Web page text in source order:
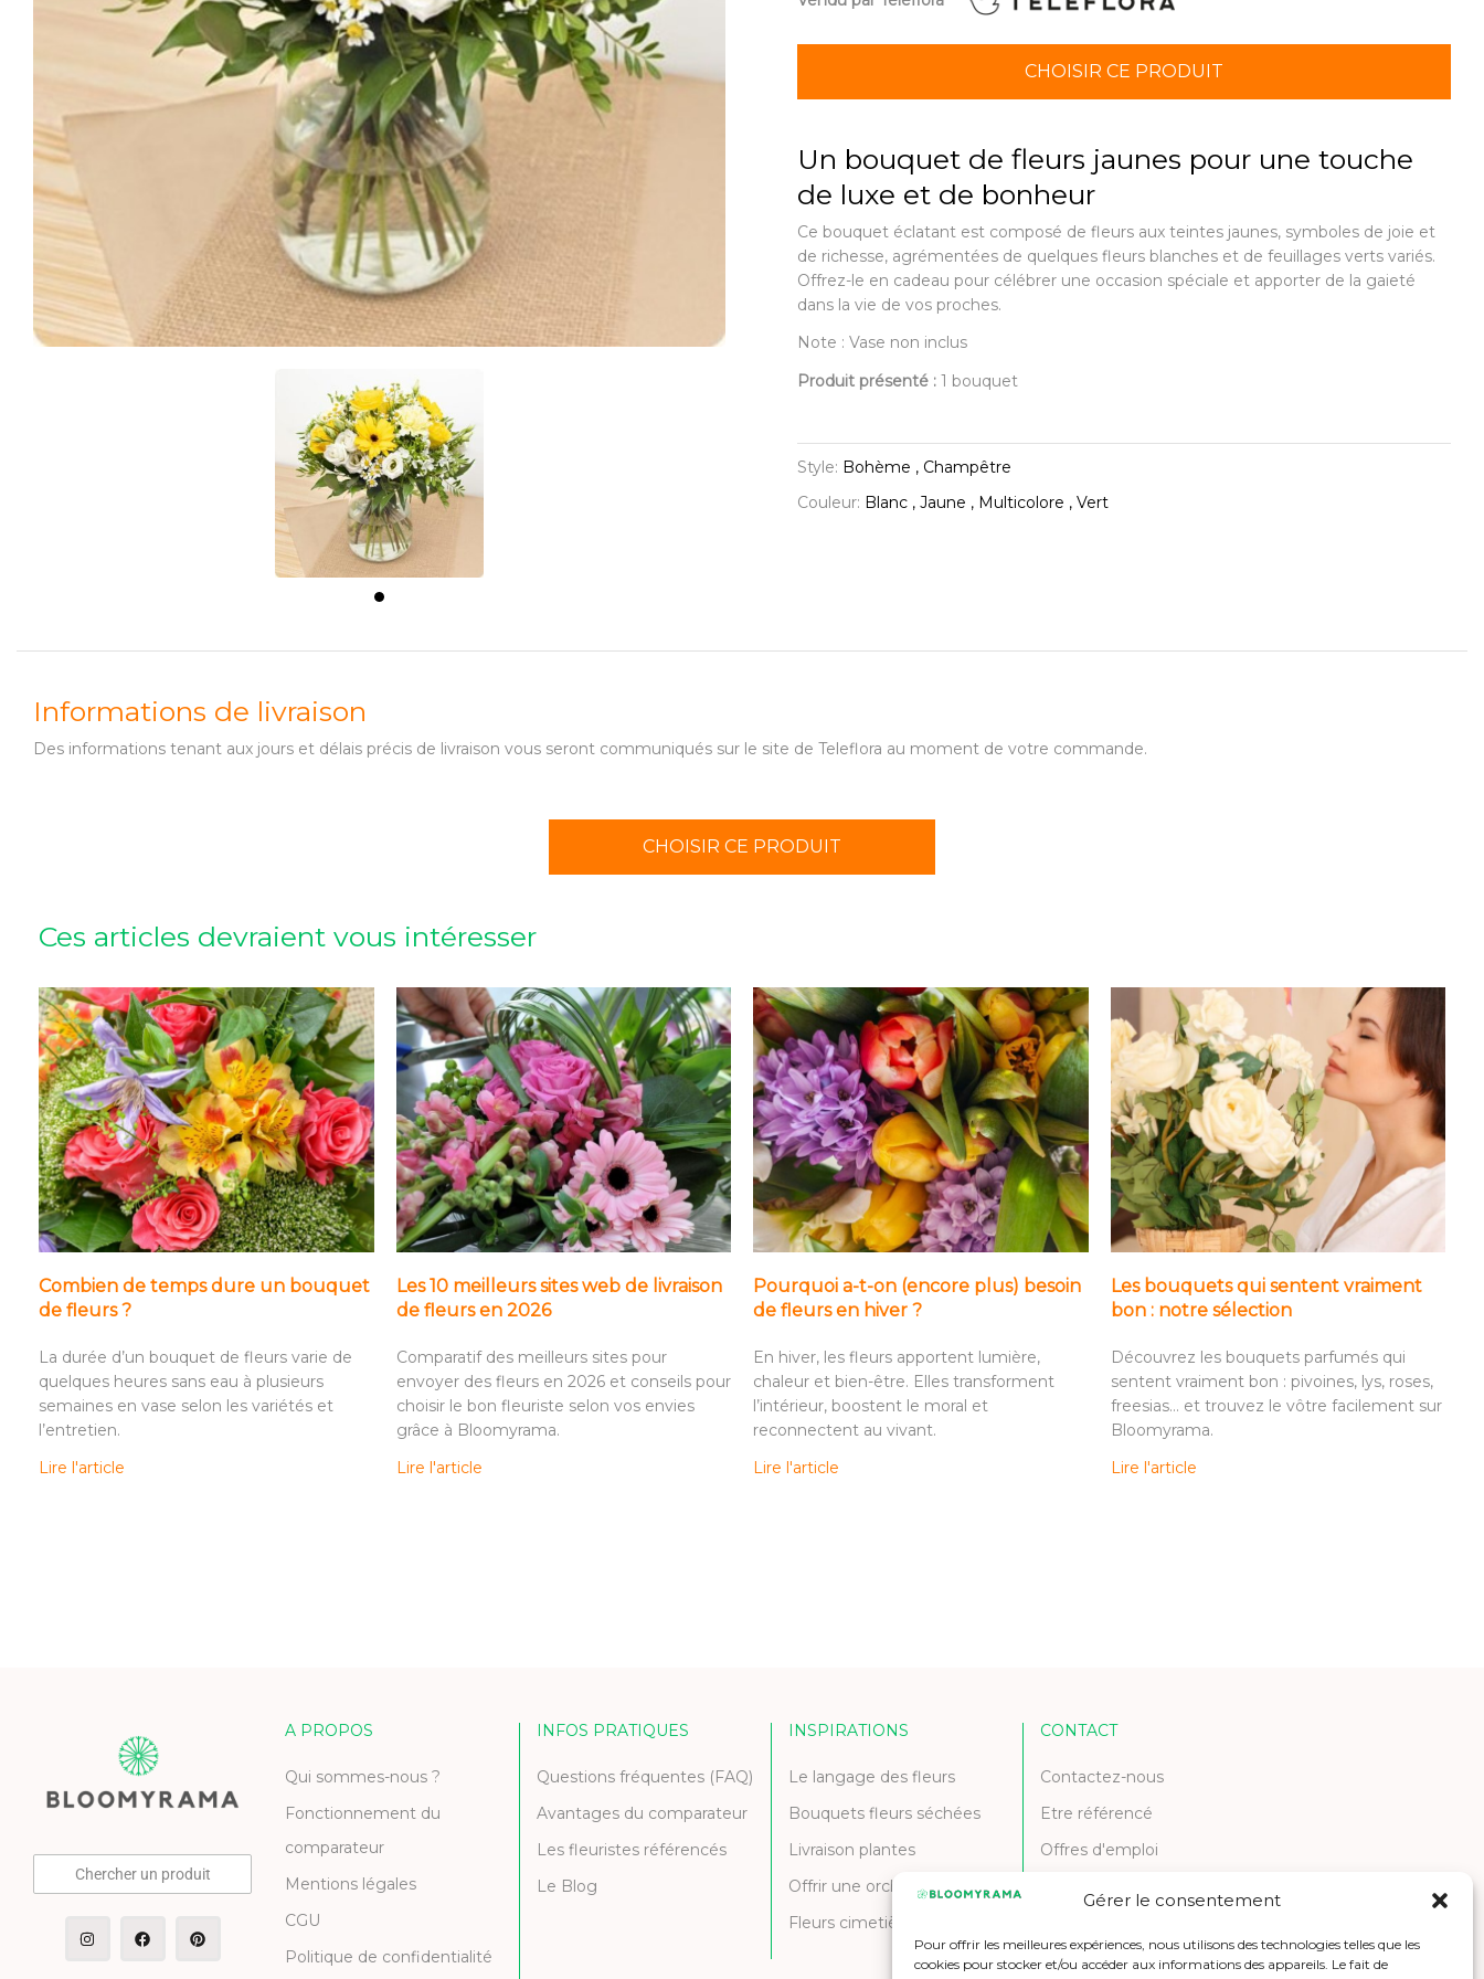
Gérer le consentement
Pour offrir les meilleures expériences, nous utilisons des technologies telles que les
cookies pour stocker et/ou accéder aux informations des appareils. Le fait de
CHOISIR CE PRODUIT
Un bouquet de fleurs jaunes pour une touche
de luxe et de bonheur
Ce bouquet éclatant est composé de fleurs aux teintes jaunes, symboles de joie et
de richesse, agrémentées de quelques fleurs blanches et de feuillages verts variés.
Offrez-le en cadeau pour célébrer une occasion spéciale et apporter de la gaieté
dans la vie de vos proches.
Note : Vase non inclus
Produit présenté : 1 bouquet
Style: Bohème , Champêtre
Couleur: Blanc , Jaune , Multicolore , Vert
Informations de livraison
Des informations tenant aux jours et délais précis de livraison vous seront communiqués sur le site de Teleflora au moment de votre commande.
CHOISIR CE PRODUIT
Ces articles devraient vous intéresser
Combien de temps dure un bouquet
de fleurs ?
La durée d’un bouquet de fleurs varie de
quelques heures sans eau à plusieurs
semaines en vase selon les variétés et
l’entretien.
Lire l'article
Les 10 meilleurs sites web de livraison
de fleurs en 2026
Comparatif des meilleurs sites pour
envoyer des fleurs en 2026 et conseils pour
choisir le bon fleuriste selon vos envies
grâce à Bloomyrama.
Lire l'article
Pourquoi a-t-on (encore plus) besoin
de fleurs en hiver ?
En hiver, les fleurs apportent lumière,
chaleur et bien-être. Elles transforment
l’intérieur, boostent le moral et
reconnectent au vivant.
Lire l'article
Les bouquets qui sentent vraiment
bon : notre sélection
Découvrez les bouquets parfumés qui
sentent vraiment bon : pivoines, lys, roses,
freesias… et trouvez le vôtre facilement sur
Bloomyrama.
Lire l'article
Chercher un produit
A PROPOS
Qui sommes-nous ?
Fonctionnement du
comparateur
Mentions légales
CGU
Politique de confidentialité
INFOS PRATIQUES
Questions fréquentes (FAQ)
Avantages du comparateur
Les fleuristes référencés
Le Blog
INSPIRATIONS
Le langage des fleurs
Bouquets fleurs séchées
Livraison plantes
Offrir une orchidée
Fleurs cimetière et deuil
CONTACT
Contactez-nous
Etre référencé
Offres d'emploi